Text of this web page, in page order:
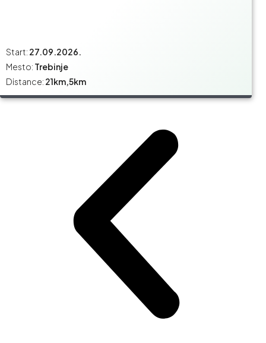
Start: 27.09.2026.
Mesto: Trebinje
Distance: 21km,5km